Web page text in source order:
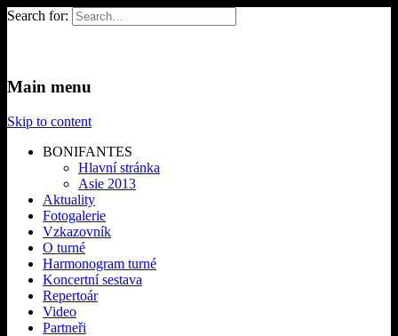
Search for:
Canada 2014
Koncertní turné Chlapeckého sboru
BONIFANTES
Main menu
Skip to content
BONIFANTES
Hlavní stránka
Asie 2013
Aktuality
Fotogalerie
Vzkazovník
O turné
Harmonogram turné
Koncertní sestava
Repertoár
Video
Partneři